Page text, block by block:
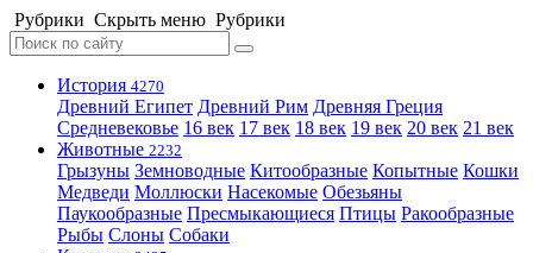
Рубрики Скрыть меню Рубрики
История 4270
Древний Египет Древний Рим Древняя Греция
Средневековье 16 век 17 век 18 век 19 век 20 век 21 век
Животные 2232
Грызуны Земноводные Китообразные Копытные Кошки
Медведи Моллюски Насекомые Обезьяны
Паукообразные Пресмыкающиеся Птицы Ракообразные
Рыбы Слоны Собаки